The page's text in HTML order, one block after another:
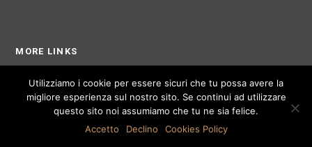
MORE LINKS
Galleria
Utilizziamo i cookie per essere sicuri che tu possa avere la
migliore esperienza sul nostro sito. Se continui ad utilizzare
questo sito noi assumiamo che tu ne sia felice.
Accetto
Declino Cookies Policy